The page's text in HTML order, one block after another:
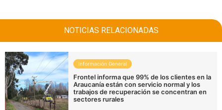
NOTICIAS RELACIONADAS
Información General
Frontel informa que 99% de los clientes en la
Araucanía están con servicio normal y los
trabajos de recuperación se concentran en
sectores rurales